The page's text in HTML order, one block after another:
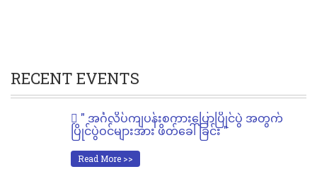
RECENT EVENTS
" အင်္ဂလိပ်ကျပန်းစကားပြောပြိုင်ပွဲ အတွက်
ပြိုင်ပွဲဝင်များအား ဖိတ်ခေါ်ခြင်း "
Read More >>